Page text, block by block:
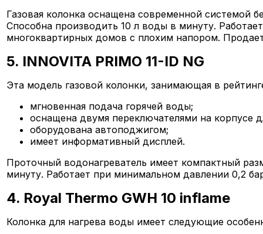
Газовая колонка оснащена современной системой
Способна производить 10 л воды в минуту.
многоквартирных домов с плохим напором.
5. INNOVITA PRIMO 11-ID NG
Эта модель газовой колонки, занимающая в
мгновенная подача горячей воды;
оснащена двумя переключателями на корпусе
оборудована автоподжигом;
имеет информативный дисплей.
Проточный водонагреватель имеет компактный
минуту. Работает при минимальном давлении 0,2
4. Royal Thermo GWH 10 inflame
Колонка для нагрева воды имеет следующие